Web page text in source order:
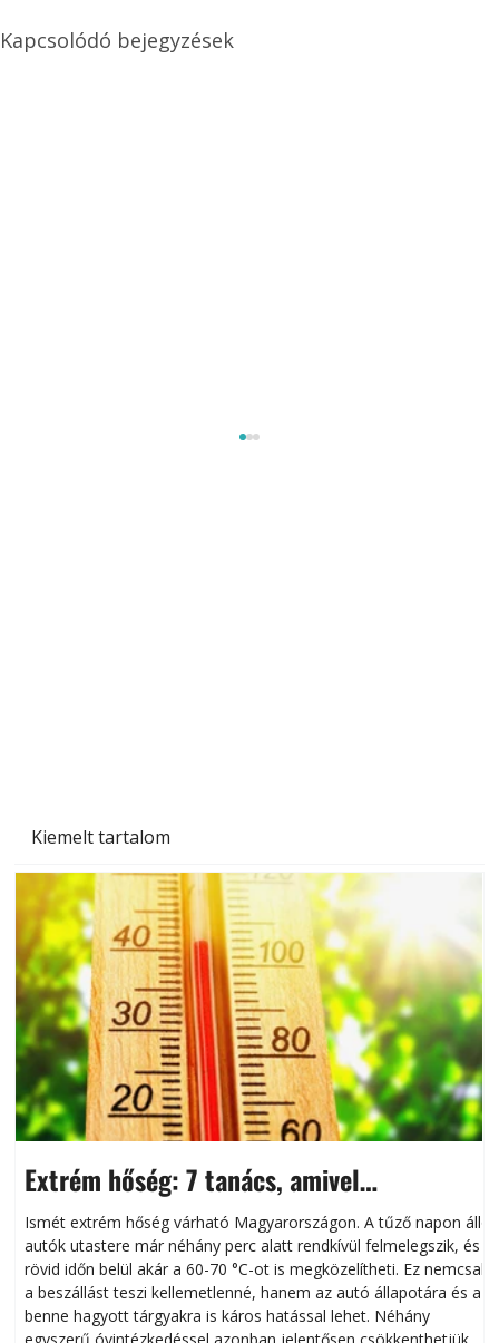
Kiemelt tartalom
Extrém hőség: 7 tanács, amivel
megóvhatjuk autónkat a nyári károktól
Ismét extrém hőség várható Magyarországon. A tűző napon álló
autók utastere már néhány perc alatt rendkívül felmelegszik, és
rövid időn belül akár a 60-70 °C-ot is megközelítheti. Ez nemcsak
a beszállást teszi kellemetlenné, hanem az autó állapotára és a
benne hagyott tárgyakra is káros hatással lehet. Néhány
Kapcsolódó bejegyzések